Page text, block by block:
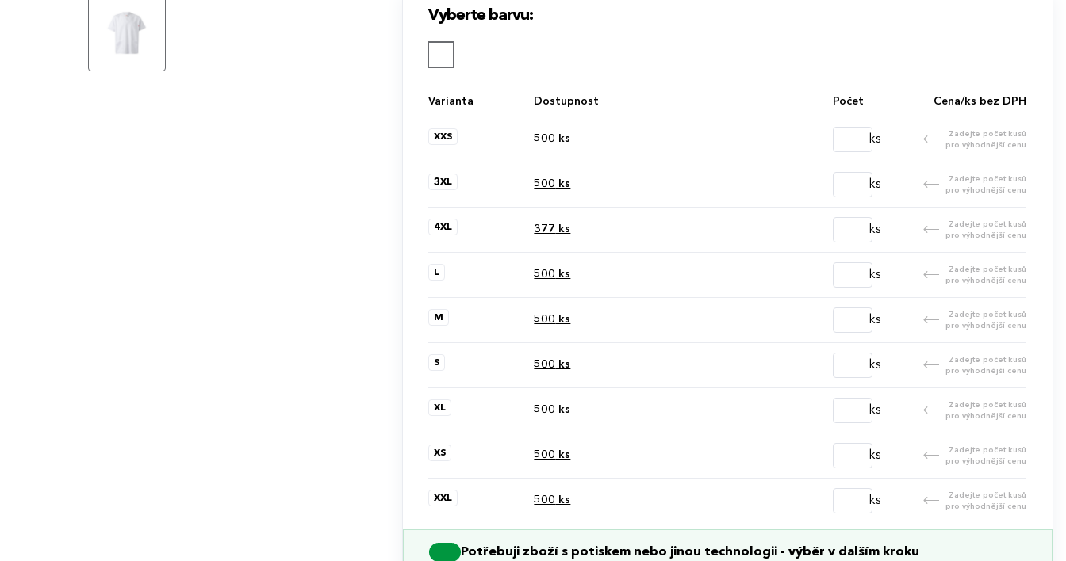
Vyberte barvu:
Varianta Dostupnost Počet Cena/ks bez DPH
XXS 500 ks ks
Zadejte počet kusů
pro výhodnější cenu
3XL 500 ks ks
Zadejte počet kusů
pro výhodnější cenu
4XL 377 ks ks
Zadejte počet kusů
pro výhodnější cenu
L 500 ks ks
Zadejte počet kusů
pro výhodnější cenu
M 500 ks ks
Zadejte počet kusů
pro výhodnější cenu
S 500 ks ks
Zadejte počet kusů
pro výhodnější cenu
XL 500 ks ks
Zadejte počet kusů
pro výhodnější cenu
XS 500 ks ks
Zadejte počet kusů
pro výhodnější cenu
XXL 500 ks ks
Zadejte počet kusů
pro výhodnější cenu
Potřebuji zboží s potiskem nebo jinou technologii - výběr v dalším kroku